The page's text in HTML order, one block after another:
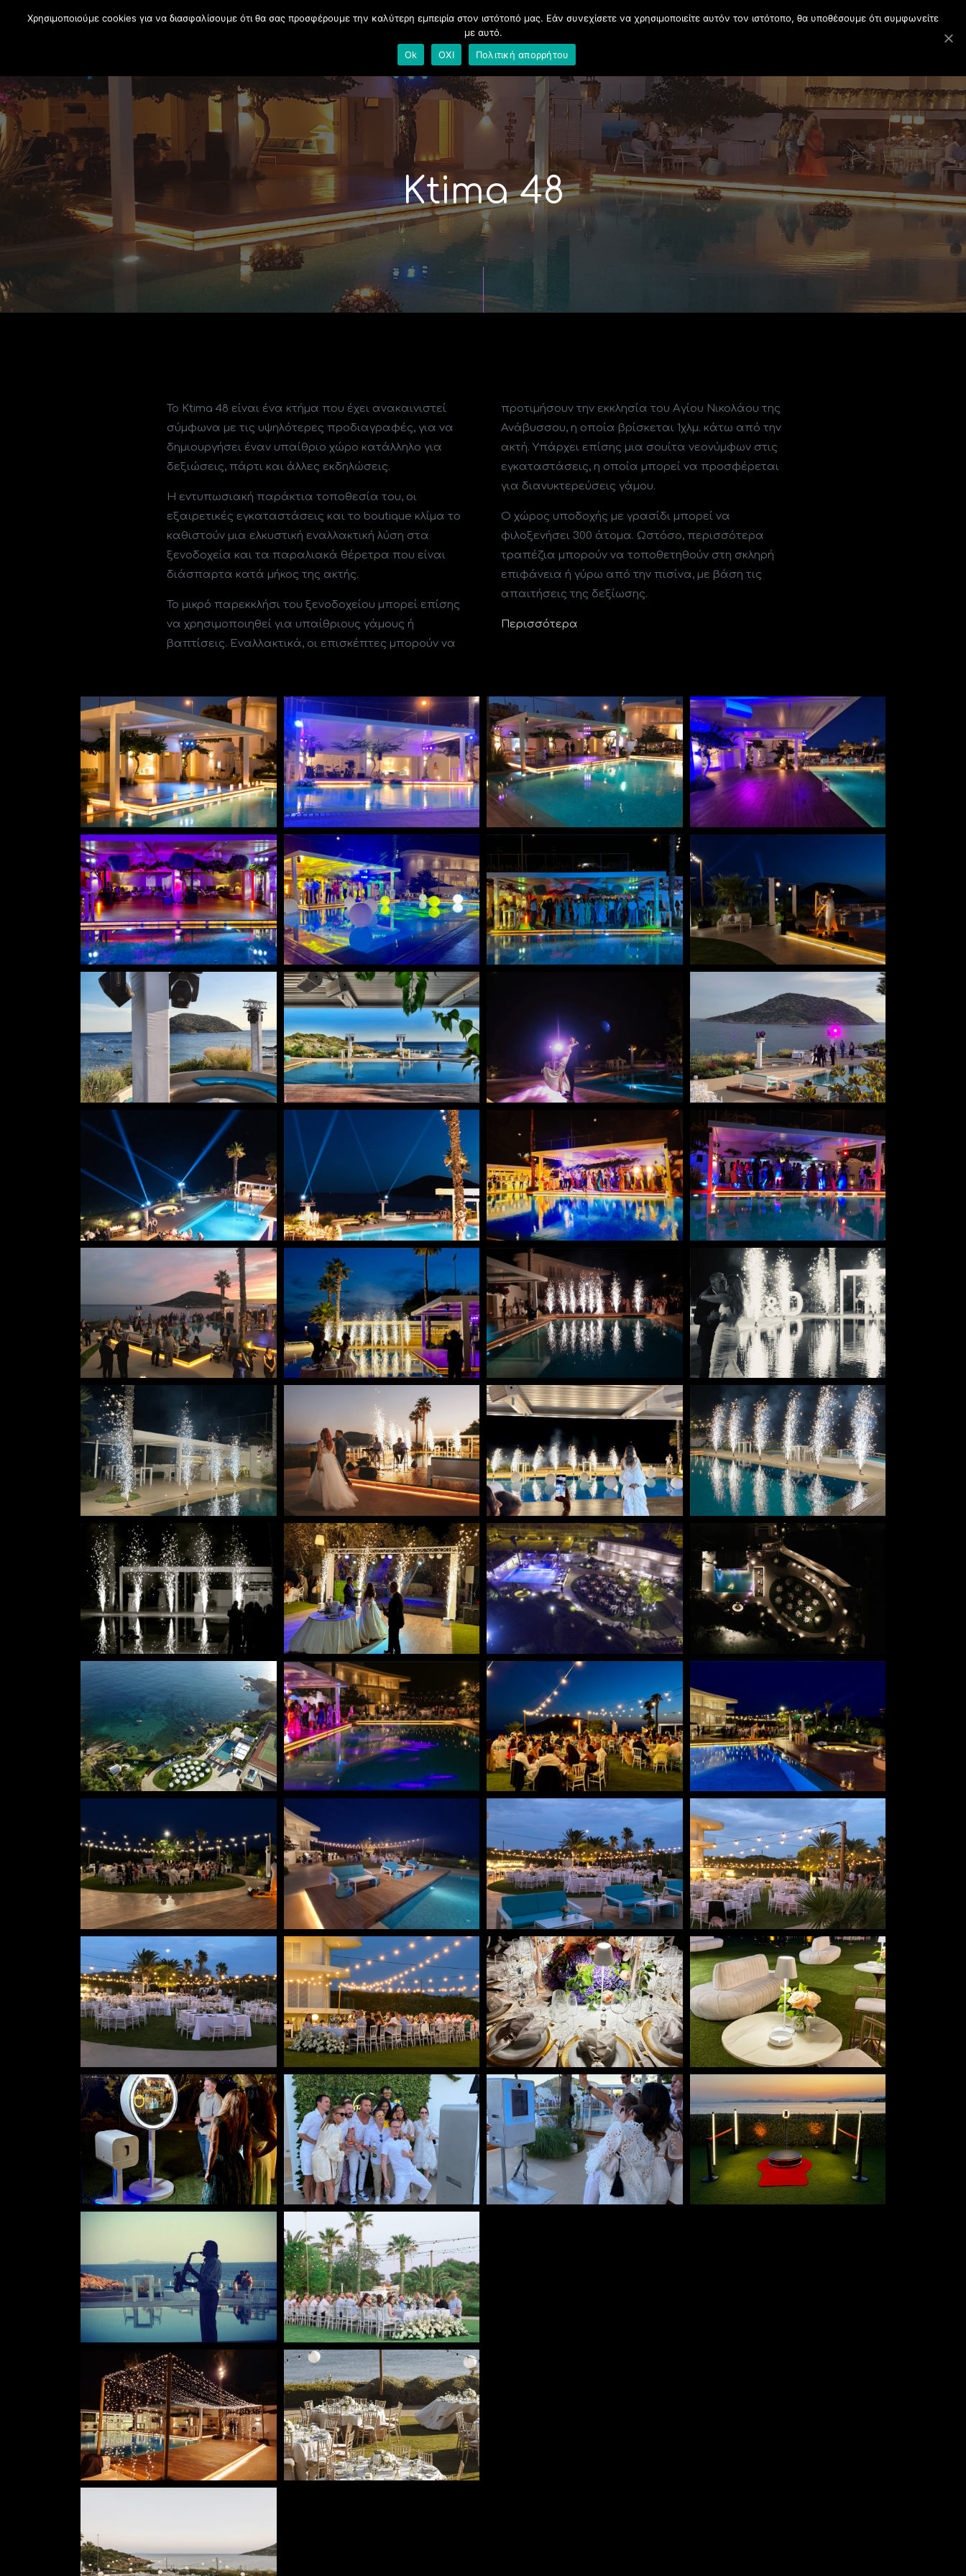
Συνεργαζόμενοι χώροι
Ktima 48
Το Ktima 48 είναι ένα κτήμα που έχει ανακαινιστεί
σύμφωνα με τις υψηλότερες προδιαγραφές, για να
δημιουργήσει έναν υπαίθριο χώρο κατάλληλο για
δεξιώσεις, πάρτι και άλλες εκδηλώσεις.
Η εντυπωσιακή παράκτια τοποθεσία του, οι
εξαιρετικές εγκαταστάσεις και το boutique κλίμα τo
καθιστούν μια ελκυστική εναλλακτική λύση στα
ξενοδοχεία και τα παραλιακά θέρετρα που είναι
διάσπαρτα κατά μήκος της ακτής.
Το μικρό παρεκκλήσι του ξενοδοχείου μπορεί επίσης
να χρησιμοποιηθεί για υπαίθριους γάμους ή
βαπτίσεις. Εναλλακτικά, οι επισκέπτες μπορούν να
προτιμήσουν την εκκλησία του Αγίου Νικολάου της
Ανάβυσσου, η οποία βρίσκεται 1χλμ. κάτω από την
ακτή. Υπάρχει επίσης μια σουίτα νεoνύμφων στις
εγκαταστάσεις, η οποία μπορεί να προσφέρεται
για διανυκτερεύσεις γάμου.
Ο χώρος υποδοχής με γρασίδι μπορεί να
φιλοξενήσει 300 άτομα. Ωστόσο, περισσότερα
τραπέζια μπορούν να τοποθετηθούν στη σκληρή
επιφάνεια ή γύρω από την πισίνα, με βάση τις
απαιτήσεις της δεξίωσης.
Περισσότερα
Χρησιμοποιούμε cookies για να διασφαλίσουμε ότι θα σας προσφέρουμε την καλύτερη εμπειρία στον ιστότοπό μας. Εάν συνεχίσετε να χρησιμοποιείτε αυτόν τον ιστότοπο, θα υποθέσουμε ότι συμφωνείτε
με αυτό.
Ok
ΟΧΙ Πολιτική απορρήτου